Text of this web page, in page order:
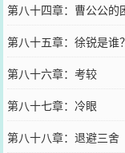
第八十四章：曹公公的
第八十五章：徐锐是谁？
第八十六章：考较
第八十七章：冷眼
第八十八章：退避三舍